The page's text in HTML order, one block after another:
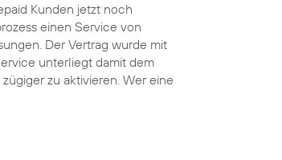
Kunden jetzt noch
einen Service von
Der Vertrag wurde mit
unterliegt damit dem
zu aktivieren. Wer eine